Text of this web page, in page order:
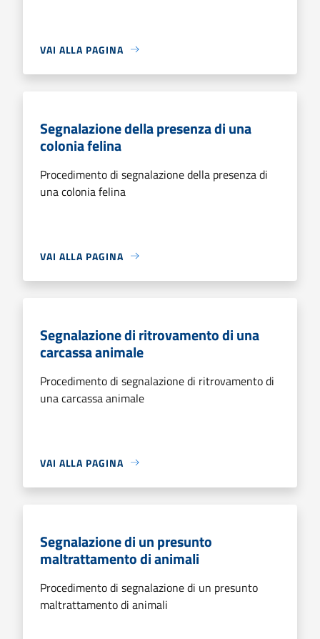
VAI ALLA PAGINA
Segnalazione della presenza di una
colonia felina
Procedimento di segnalazione della presenza di
una colonia felina
VAI ALLA PAGINA
Segnalazione di ritrovamento di una
carcassa animale
Procedimento di segnalazione di ritrovamento di
una carcassa animale
VAI ALLA PAGINA
Segnalazione di un presunto
maltrattamento di animali
Procedimento di segnalazione di un presunto
maltrattamento di animali